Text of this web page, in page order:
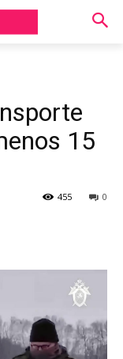
15
0
455